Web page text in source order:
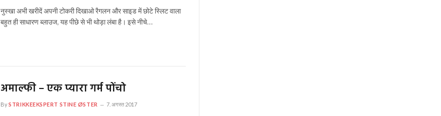
नुस्खा अभी खरीदें अपनी टोकरी दिखाओ रैगलन और साइड में छोटे स्लिट वाला
बहुत ही साधारण ब्लाउज, यह पीछे से भी थोड़ा लंबा है। इसे नीचे…
अमाल्फी – एक प्यारा गर्म पोंचो
BySTRIKKEEKSPERT STINE ØSTER 7. अगस्त 2017